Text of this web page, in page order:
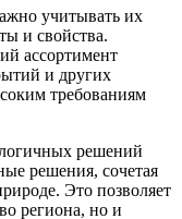
учитывать их
и свойства.
ассортимент
и других
требованиям
решений
решения, сочетая
Это позволяет
региона, но и